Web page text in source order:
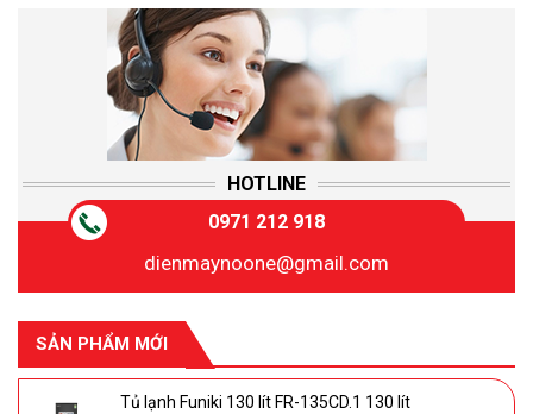
HOTLINE
0971 212 918
dienmaynoone@gmail.com
SẢN PHẨM MỚI
Tủ lạnh Funiki 130 lít FR-135CD.1 130 lít